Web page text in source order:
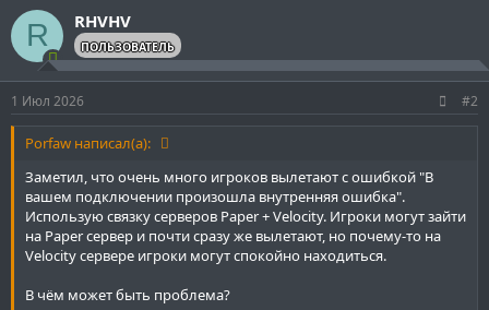
Код:
[09:04:17 INFO]: [server connection] RHVHV -> main
[09:05:22 INFO]: [server connection] RHVHV -> main
[09:05:23 INFO]: [connected player] RHVHV (/IP-
[09:05:23 ERROR]: [connected player] RHVHV (/IP-
R RHVHV
ПОЛЬЗОВАТЕЛЬ
1 Июл 2026 #2
Porfaw написал(а):
Заметил, что очень много игроков вылетают с ошибкой "В
вашем подключении произошла внутренняя ошибка".
Использую связку серверов Paper + Velocity. Игроки могут зайти
на Paper сервер и почти сразу же вылетают, но почему-то на
Velocity сервере игроки могут спокойно находиться.
В чём может быть проблема?